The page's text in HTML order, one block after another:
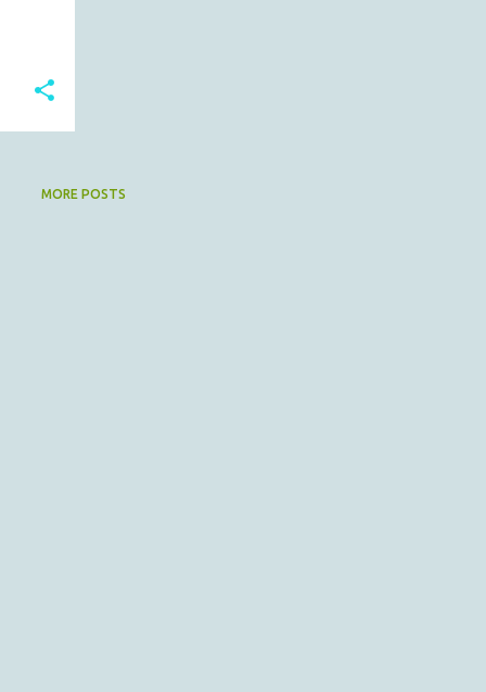
MORE POSTS